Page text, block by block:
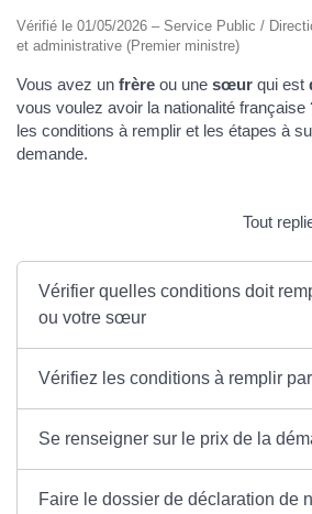
Vérifié le 01/05/2026 – Service Public /
et administrative (Premier ministre)
Vous avez un frère ou une sœur qui est
vous voulez avoir la nationalité
les conditions à remplir et les étapes à
demande.
Tout
Vérifier quelles conditions doit
ou votre sœur
Vérifiez les conditions à remplir
Se renseigner sur le prix de la
Faire le dossier de déclaration de